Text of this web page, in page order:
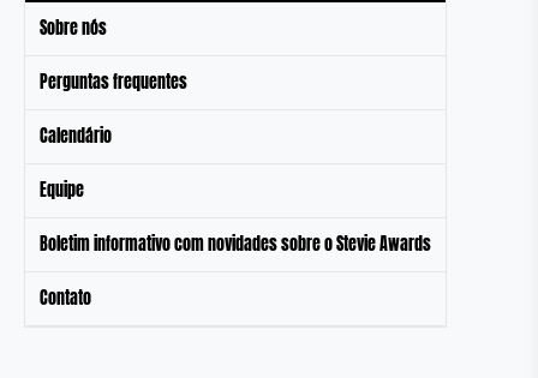
Sobre nós
Perguntas frequentes
Calendário
Equipe
Boletim informativo com novidades sobre o Stevie Awards
Contato